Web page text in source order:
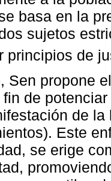
basa en la
sujetos
principios de
Sen propone
fin de
de
Este
se erige